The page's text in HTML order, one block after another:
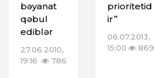
bəyanat
qəbul
ediblər
27.06.2010,
19:16
786
prioritetid
ir”
06.07.2013,
15:00
869